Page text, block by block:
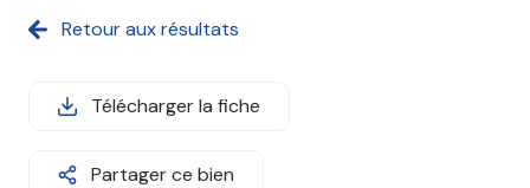
louer
vendre
Retour aux résultats
Télécharger la fiche
Partager ce bien